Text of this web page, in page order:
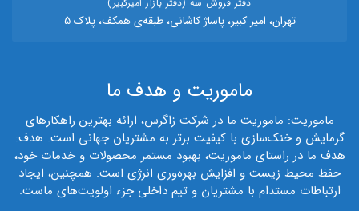
تهران، امیر کبیر، پاساژ کاشانی، طبقه‌ی همکف، پلاک 5
ماموریت و هدف ما
ماموریت: ماموریت ما در شرکت زاگرس، ارائه بهترین راهکارهای
گرمایش و خنک‌سازی با کیفیت برتر به مشتریان جهانی است. هدف:
هدف ما در راستای ماموریت، بهبود مستمر محصولات و خدمات خود،
حفظ محیط زیست و افزایش بهره‌وری انرژی است. همچنین، ایجاد
ارتباطات مستدام با مشتریان و تیم داخلی جزء اولویت‌های ماست.